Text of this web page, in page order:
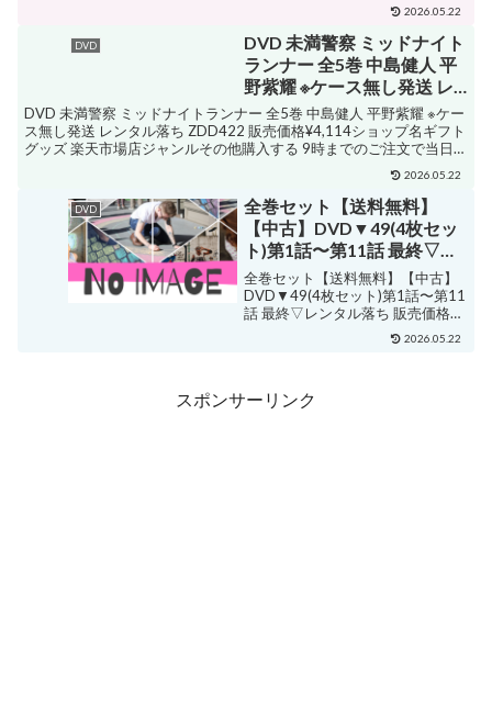
Highs（音楽） 販売価格¥2,783シ
ョップ名ブックオフ 楽天市場店ジ
ャンルその他購入する 【D...
2026.05.22
DVD
DVD 未満警察 ミッドナイト
ランナー 全5巻 中島健人 平
野紫耀 ※ケース無し発送 レ
ンタル落ち ZDD422
DVD 未満警察 ミッドナイトランナー 全5巻 中島健人 平野紫耀 ※ケー
ス無し発送 レンタル落ち ZDD422 販売価格¥4,114ショップ名ギフト
グッズ 楽天市場店ジャンルその他購入する 9時までのご注文で当日
2026.05.22
DVD
全巻セット【送料無料】
【中古】DVD▼49(4枚セッ
ト)第1話〜第11話 最終▽レ
ンタル落ち
全巻セット【送料無料】【中古】
DVD▼49(4枚セット)第1話〜第11
話 最終▽レンタル落ち 販売価格
¥5,999ショップ名遊ING 時津店ジ
ャンル青春購入する 邦画 ・佐藤勝
西拓...
2026.05.22
スポンサーリンク